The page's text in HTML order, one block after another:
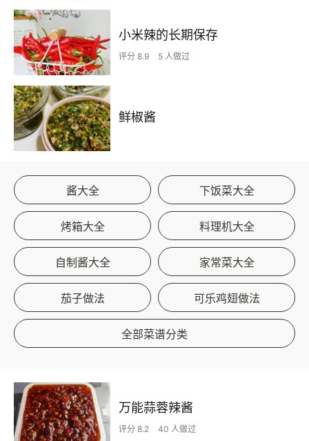
小米辣的长期保存
评分 8.9 5 人做过
鲜椒酱
酱大全 下饭菜大全
烤箱大全 料理机大全
自制酱大全 家常菜大全
茄子做法 可乐鸡翅做法
全部菜谱分类
万能蒜蓉辣酱
评分 8.2 40 人做过